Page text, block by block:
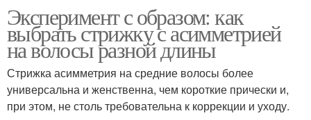
Эксперимент с образом: как
выбрать стрижку с асимметрией
на волосы разной длины
Стрижка асимметрия на средние волосы более
универсальна и женственна, чем короткие прически и,
при этом, не столь требовательна к коррекции и уходу.